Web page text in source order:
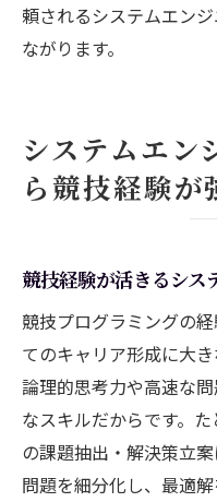
頼されるシステムエン
ながります。
システムエン
ら競技経験が
競技経験が活きるシス
競技プログラミングの
てのキャリア形成に大き
論理的思考力や高速な
なスキルだからです。
の課題抽出・解決策立
問題を細分化し、最適